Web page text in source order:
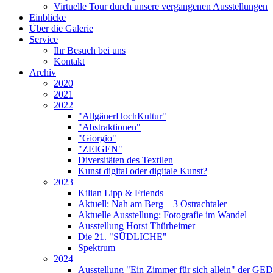
Virtuelle Tour durch unsere vergangenen Ausstellungen
Einblicke
Über die Galerie
Service
Ihr Besuch bei uns
Kontakt
Archiv
2020
2021
2022
"AllgäuerHochKultur"
"Abstraktionen"
"Giorgio"
"ZEIGEN"
Diversitäten des Textilen
Kunst digital oder digitale Kunst?
2023
Kilian Lipp & Friends
Aktuell: Nah am Berg – 3 Ostrachtaler
Aktuelle Ausstellung: Fotografie im Wandel
Ausstellung Horst Thürheimer
Die 21. "SÜDLICHE"
Spektrum
2024
Ausstellung "Ein Zimmer für sich allein" der